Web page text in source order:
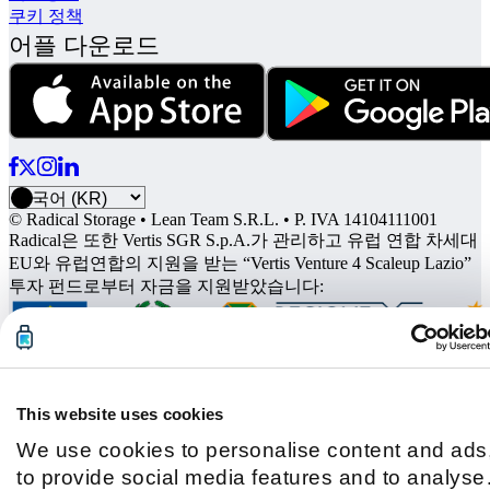
This website uses cookies
We use cookies to personalise content and
to provide social media features and to analyse
쿠키 정책
어플 다운로드
© Radical Storage • Lean Team S.R.L. • P. IVA 14104111001
Radical은 또한 Vertis SGR S.p.A.가 관리하고 유럽 연합 차세대
EU와 유럽연합의 지원을 받는 “Vertis Venture 4 Scaleup Lazio”
투자 펀드로부터 자금을 지원받았습니다: